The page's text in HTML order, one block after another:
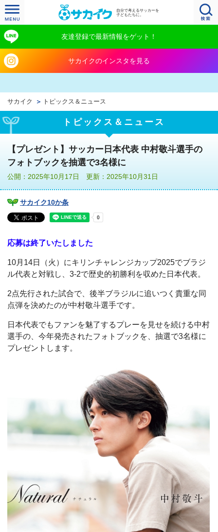
自分で考えるサッカーを
子どもたちに。
友達登録で最新情報をゲット！
サカイクのインスタを見る
サカイク トピックス＆ニュース
トピックス＆ニュース
【プレゼント】サッカー日本代表 中村敬斗選手の
フォトブックを抽選で3名様に
公開：2025年10月17日 更新：2025年10月31日
サカイク10か条
応募は終了いたしました
10月14日（火）にキリンチャレンジカップ2025でブラジ
ル代表と対戦し、3-2で歴史的初勝利を収めた日本代表。
2点先行された試合で、後半ブラジルに追いつく貴重な同
点弾を決めたのが中村敬斗選手です。
日本代表でもファンを魅了するプレーを見せを続ける中村
選手の、今年発売されたフォトブックを、抽選で3名様に
プレゼントします。